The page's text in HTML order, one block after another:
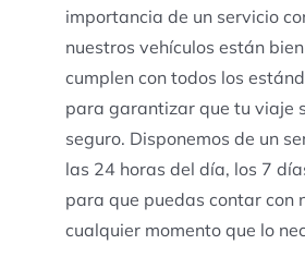
importancia de un servicio
nuestros vehículos están
cumplen con todos los
para garantizar que tu viaje
seguro. Disponemos de un
las 24 horas del día, los 7
para que puedas contar con
cualquier momento que lo